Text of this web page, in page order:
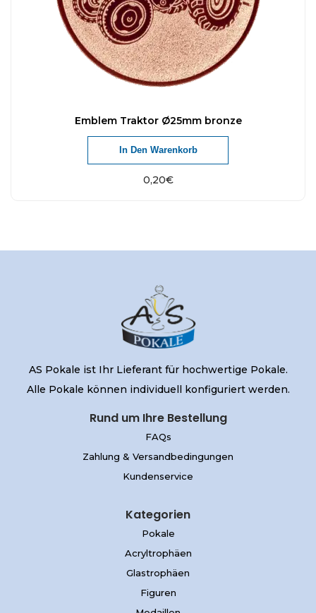
Emblem Traktor Ø25mm bronze
0,20€
In Den Warenkorb
AS Pokale ist Ihr Lieferant für hochwertige Pokale.
Alle Pokale können individuell konfiguriert werden.
Rund um Ihre Bestellung
FAQs
Zahlung & Versandbedingungen
Kundenservice
Kategorien
Pokale
Acryltrophäen
Glastrophäen
Figuren